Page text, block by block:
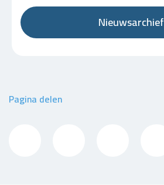
Nieuwsarchief
Pagina delen